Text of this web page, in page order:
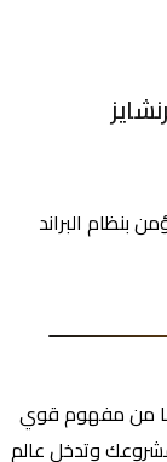
البراند
من مفهوم قوي
وتدخل عالم